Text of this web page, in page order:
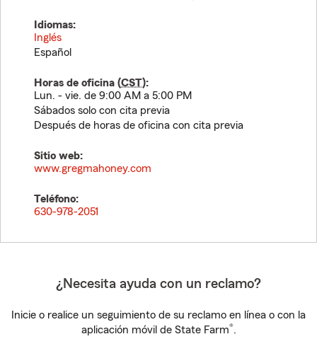
Idiomas:
Inglés
Español
Horas de oficina (CST):
Lun. - vie. de 9:00 AM a 5:00 PM
Sábados solo con cita previa
Después de horas de oficina con cita previa
Sitio web:
www.gregmahoney.com
Teléfono:
630-978-2051
¿Necesita ayuda con un reclamo?
Inicie o realice un seguimiento de su reclamo en línea o con la
aplicación móvil de State Farm®.